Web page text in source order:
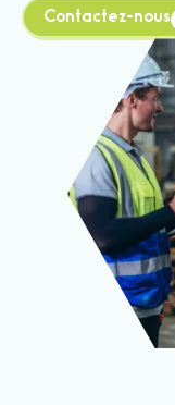
Contactez-nous